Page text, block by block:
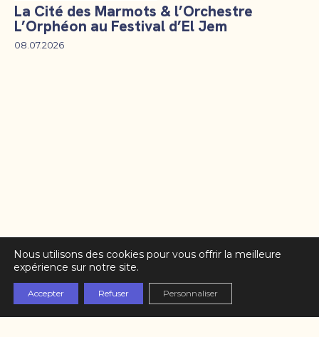
La Cité des Marmots & l’Orchestre
L’Orphéon au Festival d’El Jem
08.07.2026
Partenaires
L’équipe
Nous utilisons des cookies pour vous offrir la meilleure
expérience sur notre site.
Accepter Refuser Personnaliser